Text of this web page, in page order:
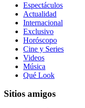
Espectáculos
Actualidad
Internacional
Exclusivo
Horóscopo
Cine y Series
Videos
Música
Qué Look
Sitios amigos